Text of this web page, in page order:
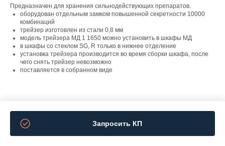
Запросить КП
Предназначен для хранения сильнодействующих препаратов.
оборудован отдельным замком повышенной секретности 10000
комбинаций
трейзер изготовлен из стали 0,8 мм
модель трейзера MД 1 1650 можно установить в шкафы MД
в шкафы со стеклом SG, R только в нижнее отделение
установка трейзера производится во время сборки шкафа, после
чего снять трейзер невозможно
поставляется в собранном виде